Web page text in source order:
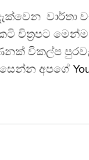
වාර්තා
චිත්‍රපට
විකල්ප
අපගේ